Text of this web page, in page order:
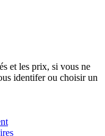
et les prix, si vous ne
identifer ou choisir un